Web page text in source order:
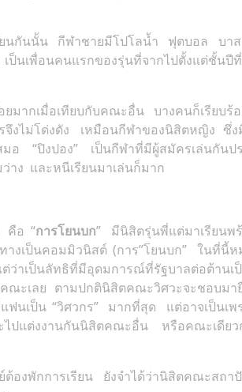
รียนกันนั้น กีฬาชายมีโปโลน้ำ ฟุตบอล
นเพื่อนคนแรกของรุ่นที่จากไปตั้งแต่ชั้นปี
มากเมื่อเทียบกับคณะอื่น บางคนก็เรียบ
ไม่โด่งดัง เหมือนกีฬาของนิสิตหญิง ซึ่ง
“ปิงปอง” เป็นกีฬาที่มีผู้สมัครเล่นกัน
าง และหนีเรียนมาเล่นก็มาก
คือ “การโยนบก” มีนิสิตรุ่นพี่แต่มาเรียนพ
นคอมมิวนิสต์ (การ”โยนบก” ในที่นี้หม
าเป็นลัทธิที่มีอุดมการณ์ที่รัฐบาลต่อต้าน
ณะเลย ตามปกตินิสิตคณะวิศวะจะชอบ
นเป็น “วิศวกร” มากที่สุด แต่อาจเป็นเ
ปแต่งงานกันนิสิตคณะอื่น หรือคณะเดียว
ต้องพักการเรียน ยังจำได้ว่านิสิตคณะสถ